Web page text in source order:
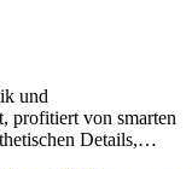
und
profitiert von smarten
Details,…